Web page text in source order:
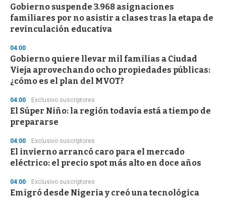
Gobierno suspende 3.968 asignaciones
familiares por no asistir a clases tras la etapa de
revinculación educativa
04:00
Gobierno quiere llevar mil familias a Ciudad
Vieja aprovechando ocho propiedades públicas:
¿cómo es el plan del MVOT?
04:00 Exclusivo suscriptores
El Súper Niño: la región todavía está a tiempo de
prepararse
04:00 Exclusivo suscriptores
El invierno arrancó caro para el mercado
eléctrico: el precio spot más alto en doce años
04:00 Exclusivo suscriptores
Emigró desde Nigeria y creó una tecnológica